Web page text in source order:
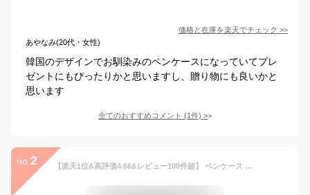
価格と在庫を楽天でチェック >>
あやなみ(20代・女性)
韓国のデザインでお馴染みのペンケースになっていてプレ
ゼントにもぴったりかと思いますし、贈り物にも良いかと
思います
全てのおすすめコメント (1件) >
no. 2 【楽天1位&高評価4.66&レビュー100件超】 ペンケース 筆箱 ペンポーチ 大容量 おしゃれ &studium ガバッと開く 小学生 中学生 高校生 大学生 大人女子 大人 女性 多機能 かわいい シンプル 人気 新学期 入学 スリム 仕切り プレゼント くすみカラー PEN CASE gap